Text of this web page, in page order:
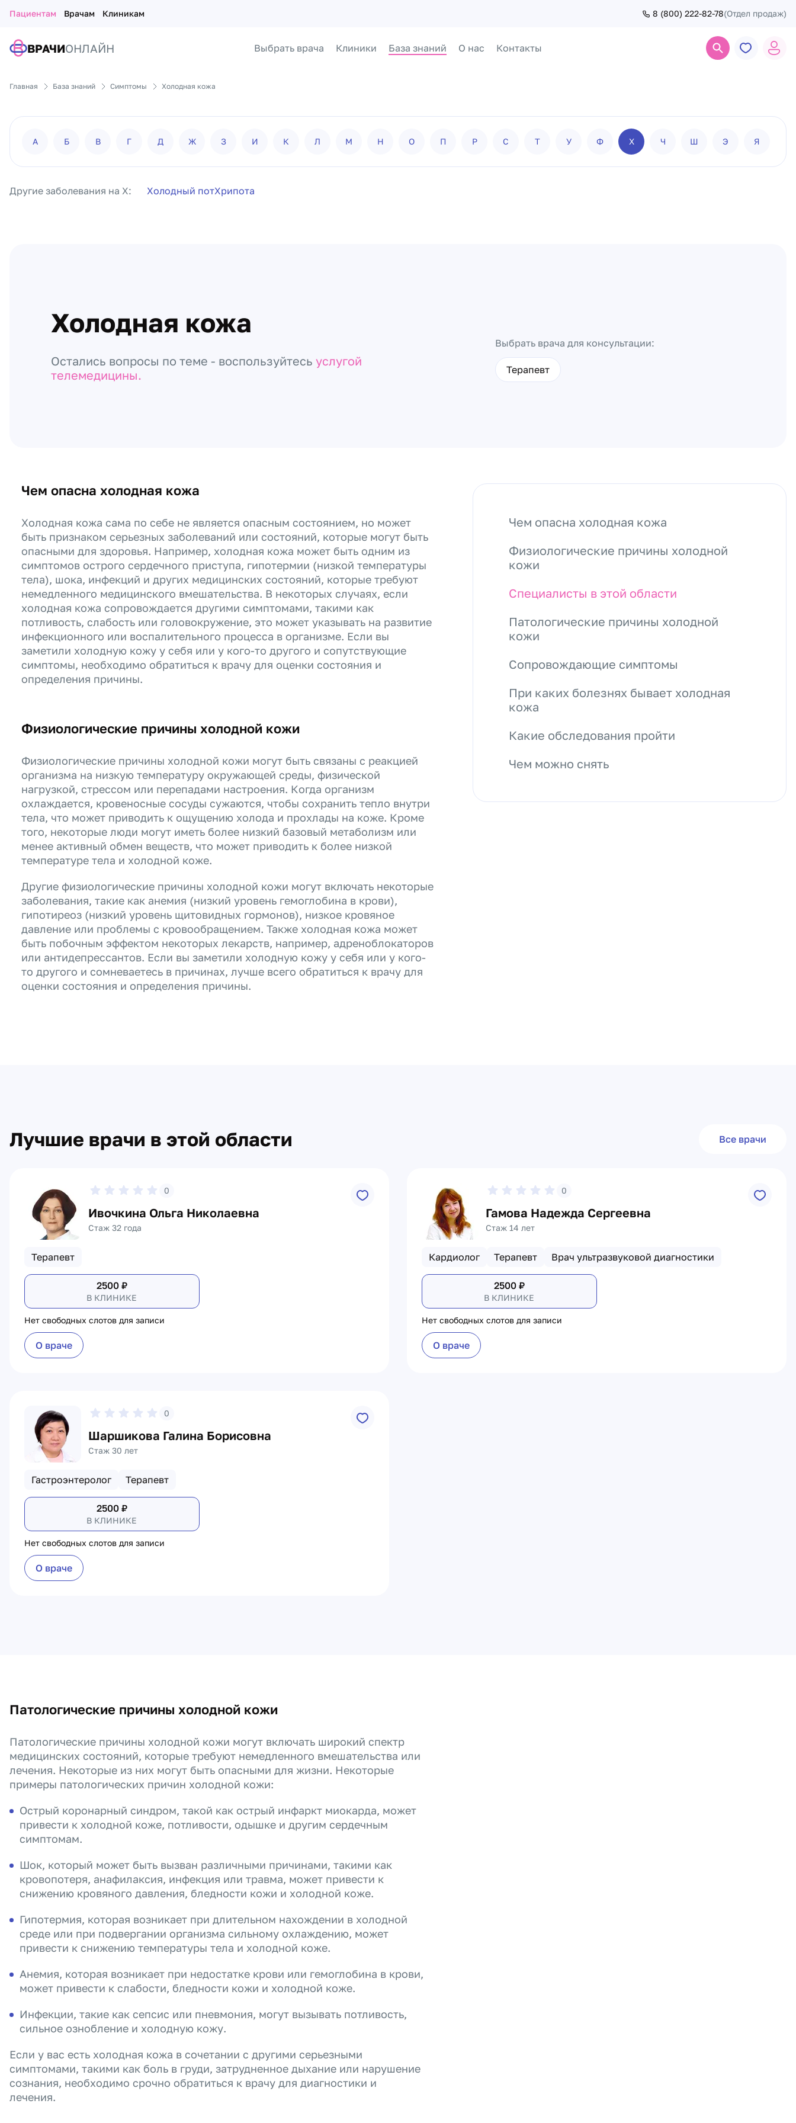
Пациентам Врачам Клиникам 8 (800) 222-82-78(Отдел продаж)
ВРАЧИОНЛАЙН Выбрать врача Клиники База знаний О нас Контакты
Главная База знаний Симптомы Холодная кожа
А Б В Г Д Ж З И К Л М Н О П Р С Т У Ф Х Ч Ш Э Я
Другие заболевания на Х: Холодный потХрипота
Холодная кожа
Остались вопросы по теме - воспользуйтесь услугой
телемедицины.
Выбрать врача для консультации:
Терапевт
Чем опасна холодная кожа
Холодная кожа сама по себе не является опасным состоянием, но может
быть признаком серьезных заболеваний или состояний, которые могут быть
опасными для здоровья. Например, холодная кожа может быть одним из
симптомов острого сердечного приступа, гипотермии (низкой температуры
тела), шока, инфекций и других медицинских состояний, которые требуют
немедленного медицинского вмешательства. В некоторых случаях, если
холодная кожа сопровождается другими симптомами, такими как
потливость, слабость или головокружение, это может указывать на развитие
инфекционного или воспалительного процесса в организме. Если вы
заметили холодную кожу у себя или у кого-то другого и сопутствующие
симптомы, необходимо обратиться к врачу для оценки состояния и
определения причины.
Физиологические причины холодной кожи
Физиологические причины холодной кожи могут быть связаны с реакцией
организма на низкую температуру окружающей среды, физической
нагрузкой, стрессом или перепадами настроения. Когда организм
охлаждается, кровеносные сосуды сужаются, чтобы сохранить тепло внутри
тела, что может приводить к ощущению холода и прохлады на коже. Кроме
того, некоторые люди могут иметь более низкий базовый метаболизм или
менее активный обмен веществ, что может приводить к более низкой
температуре тела и холодной коже.
Другие физиологические причины холодной кожи могут включать некоторые
заболевания, такие как анемия (низкий уровень гемоглобина в крови),
гипотиреоз (низкий уровень щитовидных гормонов), низкое кровяное
давление или проблемы с кровообращением. Также холодная кожа может
быть побочным эффектом некоторых лекарств, например, адреноблокаторов
или антидепрессантов. Если вы заметили холодную кожу у себя или у кого-
то другого и сомневаетесь в причинах, лучше всего обратиться к врачу для
оценки состояния и определения причины.
Чем опасна холодная кожа
Физиологические причины холодной
кожи
Специалисты в этой области
Патологические причины холодной
кожи
Сопровождающие симптомы
При каких болезнях бывает холодная
кожа
Какие обследования пройти
Чем можно снять
Лучшие врачи в этой области Все врачи
0
Ивочкина Ольга Николаевна
Стаж 32 года
Терапевт
2500₽
В КЛИНИКЕ
Нет свободных слотов для записи
О враче
0
Гамова Надежда Сергеевна
Стаж 14 лет
Кардиолог Терапевт Врач ультразвуковой диагностики
2500₽
В КЛИНИКЕ
Нет свободных слотов для записи
О враче
0
Шаршикова Галина Борисовна
Стаж 30 лет
Гастроэнтеролог Терапевт
2500₽
В КЛИНИКЕ
Нет свободных слотов для записи
О враче
Патологические причины холодной кожи
Патологические причины холодной кожи могут включать широкий спектр
медицинских состояний, которые требуют немедленного вмешательства или
лечения. Некоторые из них могут быть опасными для жизни. Некоторые
примеры патологических причин холодной кожи:
Острый коронарный синдром, такой как острый инфаркт миокарда, может
привести к холодной коже, потливости, одышке и другим сердечным
симптомам.
Шок, который может быть вызван различными причинами, такими как
кровопотеря, анафилаксия, инфекция или травма, может привести к
снижению кровяного давления, бледности кожи и холодной коже.
Гипотермия, которая возникает при длительном нахождении в холодной
среде или при подвергании организма сильному охлаждению, может
привести к снижению температуры тела и холодной коже.
Анемия, которая возникает при недостатке крови или гемоглобина в крови,
может привести к слабости, бледности кожи и холодной коже.
Инфекции, такие как сепсис или пневмония, могут вызывать потливость,
сильное ознобление и холодную кожу.
Если у вас есть холодная кожа в сочетании с другими серьезными
симптомами, такими как боль в груди, затрудненное дыхание или нарушение
сознания, необходимо срочно обратиться к врачу для диагностики и
лечения.